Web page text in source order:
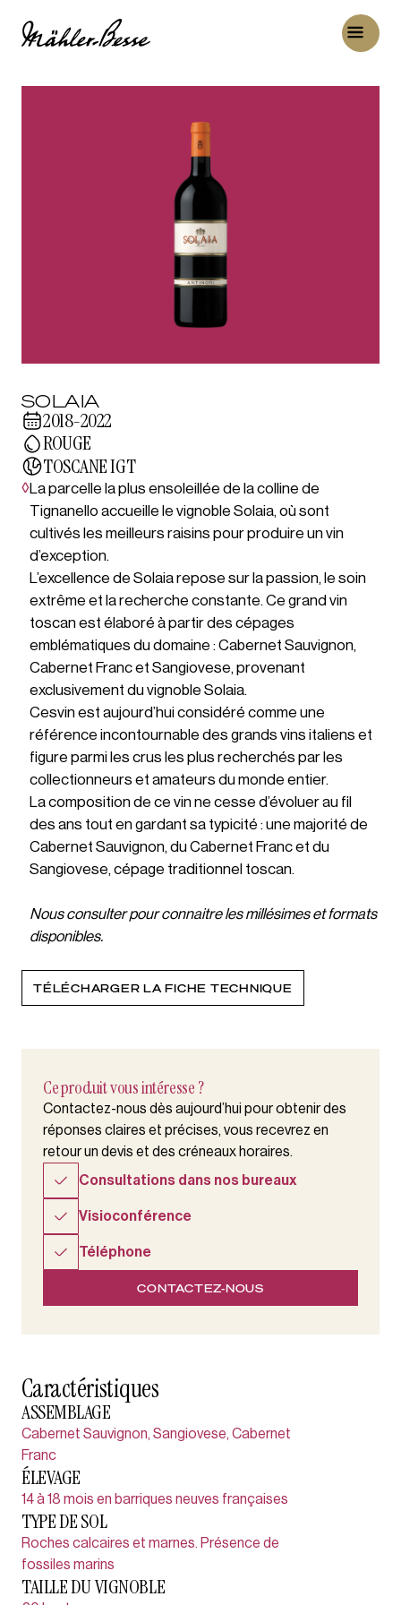
SOLAIA
2018-2022
ROUGE
TOSCANE IGT
◊La parcelle la plus ensoleillée de la colline de
Tignanello accueille le vignoble Solaia, où sont
cultivés les meilleurs raisins pour produire un vin
d’exception.
L’excellence de Solaia repose sur la passion, le soin
extrême et la recherche constante. Ce grand vin
toscan est élaboré à partir des cépages
emblématiques du domaine : Cabernet Sauvignon,
Cabernet Franc et Sangiovese, provenant
exclusivement du vignoble Solaia.
Cesvin est aujourd’hui considéré comme une
référence incontournable des grands vins italiens et
figure parmi les crus les plus recherchés par les
collectionneurs et amateurs du monde entier.
La composition de ce vin ne cesse d’évoluer au fil
des ans tout en gardant sa typicité : une majorité de
Cabernet Sauvignon, du Cabernet Franc et du
Sangiovese, cépage traditionnel toscan.
Nous consulter pour connaitre les millésimes et formats
disponibles.
TÉLÉCHARGER LA FICHE TECHNIQUE
Ce produit vous intéresse ?
Contactez-nous dès aujourd’hui pour obtenir des
réponses claires et précises, vous recevrez en
retour un devis et des créneaux horaires.
Consultations dans nos bureaux
Visioconférence
Téléphone
CONTACTEZ-NOUS
Caractéristiques
ASSEMBLAGE
Cabernet Sauvignon, Sangiovese, Cabernet
Franc
ÉLEVAGE
14 à 18 mois en barriques neuves françaises
TYPE DE SOL
Roches calcaires et marnes. Présence de
fossiles marins
TAILLE DU VIGNOBLE